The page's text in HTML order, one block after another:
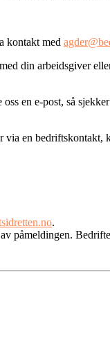
kontakt med
din arbeidsgiver
en e-post, så
en
.
påmeldingen.